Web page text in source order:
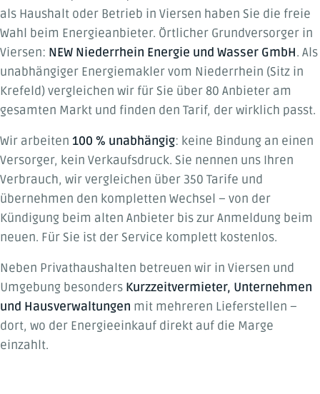
als Haushalt oder Betrieb in Viersen haben Sie die freie
Wahl beim Energieanbieter. Örtlicher Grundversorger in
Viersen: NEW Niederrhein Energie und Wasser GmbH. Als
unabhängiger Energiemakler vom Niederrhein (Sitz in
Krefeld) vergleichen wir für Sie über 80 Anbieter am
gesamten Markt und finden den Tarif, der wirklich passt.
Wir arbeiten 100 % unabhängig: keine Bindung an einen
Versorger, kein Verkaufsdruck. Sie nennen uns Ihren
Verbrauch, wir vergleichen über 350 Tarife und
übernehmen den kompletten Wechsel – von der
Kündigung beim alten Anbieter bis zur Anmeldung beim
neuen. Für Sie ist der Service komplett kostenlos.
Neben Privathaushalten betreuen wir in Viersen und
Umgebung besonders Kurzzeitvermieter, Unternehmen
und Hausverwaltungen mit mehreren Lieferstellen –
dort, wo der Energieeinkauf direkt auf die Marge
einzahlt.